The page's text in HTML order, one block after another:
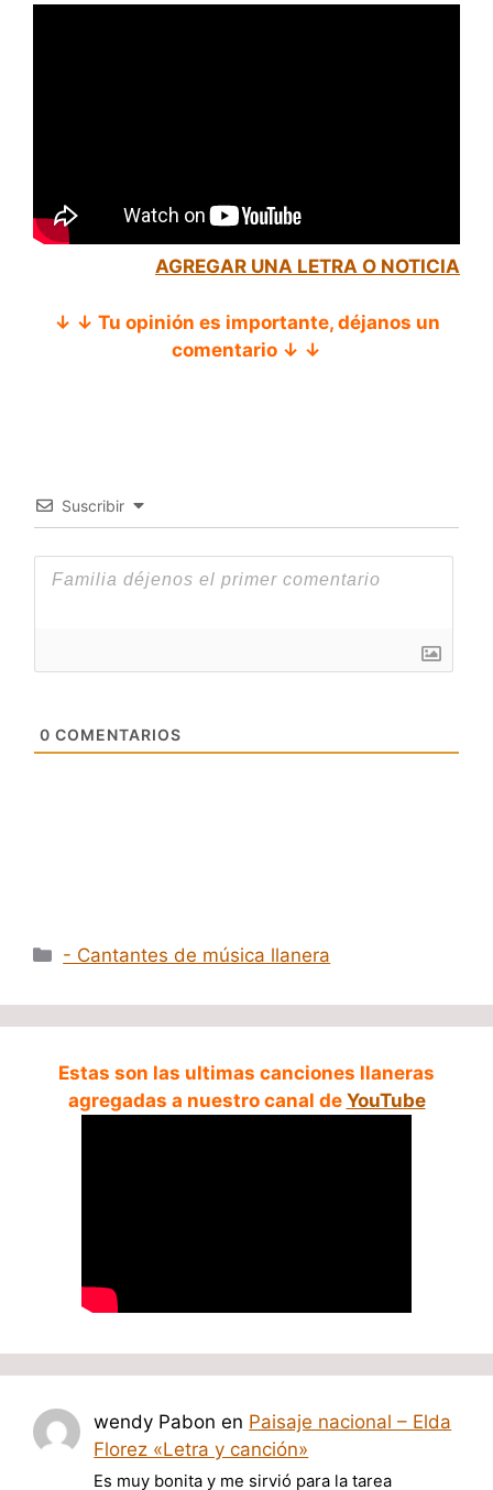
AGREGAR UNA LETRA O NOTICIA
↓ ↓ Tu opinión es importante, déjanos un
comentario ↓ ↓
Suscribir
0 COMENTARIOS
Categorías
- Cantantes de música llanera
Estas son las ultimas canciones llaneras
agregadas a nuestro canal de YouTube
wendy Pabon en Paisaje nacional – Elda
Florez «Letra y canción»
Es muy bonita y me sirvió para la tarea